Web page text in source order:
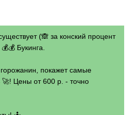
(🙈 за конский процент
Букинга.
покажет самые
🚀! Цены от 600 р. - точно